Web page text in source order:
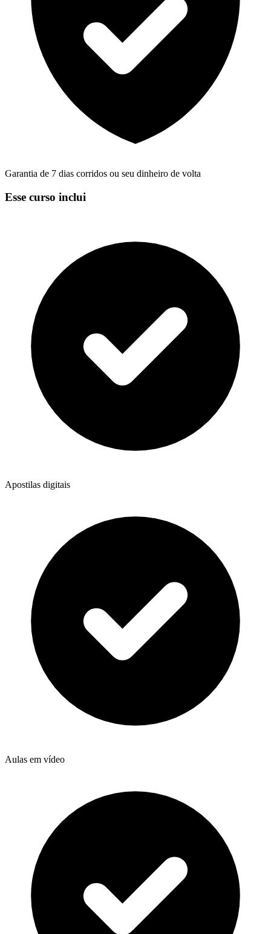
Garantia de 7 dias corridos ou seu dinheiro de volta
Esse curso inclui
Apostilas digitais
Aulas em vídeo